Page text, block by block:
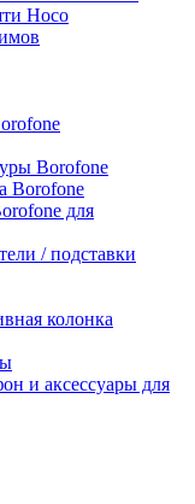
Hoco
Borofone
Borofone
для
/ подставки
колонка
и аксессуары для